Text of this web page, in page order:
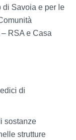
di Savoia e per le
RSA e Casa
di
sostanze
strutture